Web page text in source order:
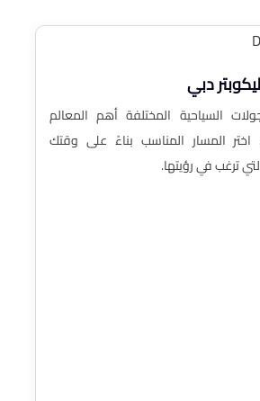
دبي
السياحية المختلفة أهم المعالم
المسار المناسب بناءً على وقتك
ترغب في رؤيتها.